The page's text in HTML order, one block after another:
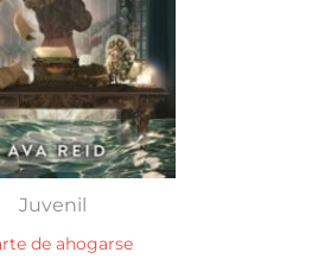
Juvenil
de ahogarse